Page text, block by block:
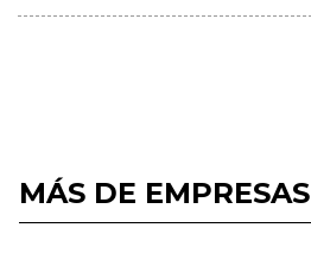
MÁS DE EMPRESAS